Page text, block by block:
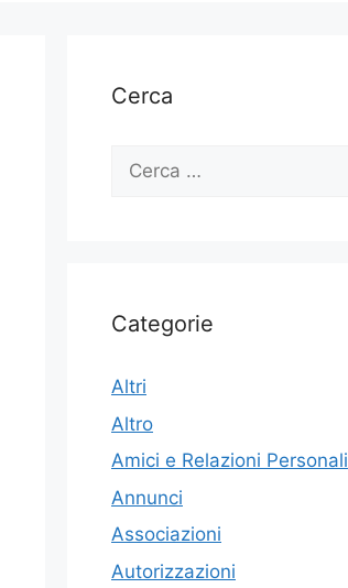
Cerca
Ricerca
Categorie
Altri
Altro
Amici e Relazioni Personali
Annunci
Associazioni
Autorizzazioni